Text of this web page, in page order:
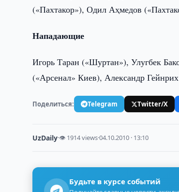
(«Пахтакор»), Одил Аҳмедов
Нападающие
Игорь Таран («Шуртан»), Улугбек
(«Арсенал» Киев), Александр
Поделиться: Telegram Twitter/X
UzDaily·👁 1914 views·04.10.2010 · 13:10
Будьте в курсе событий